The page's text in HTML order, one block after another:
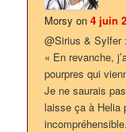
Morsy on4 juin
@Sirius & Sylfer :
« En revanche,
pourpres qui
Je ne saurais
laisse ça à Helia
incompréhensible.